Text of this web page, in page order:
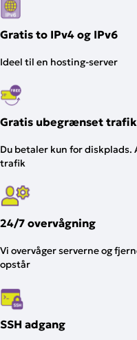
Gratis to IPv4 og IPv6
Ideel til en hosting-server
Gratis ubegrænset trafik
Du betaler kun for
trafik
24/7 overvågning
Vi overvåger serverne og
opstår
SSH adgang